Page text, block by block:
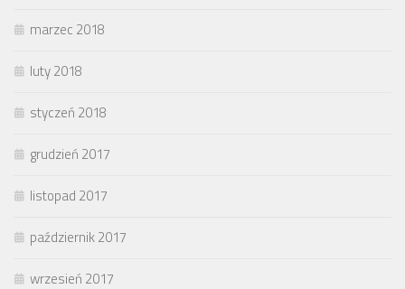
marzec 2018
luty 2018
styczeń 2018
grudzień 2017
listopad 2017
październik 2017
wrzesień 2017